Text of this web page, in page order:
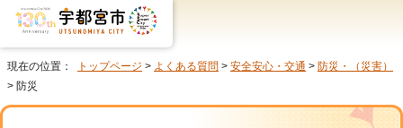
現在の位置： トップページ > よくある質問 > 安全安心・交通 > 防災・（災害）
> 防災